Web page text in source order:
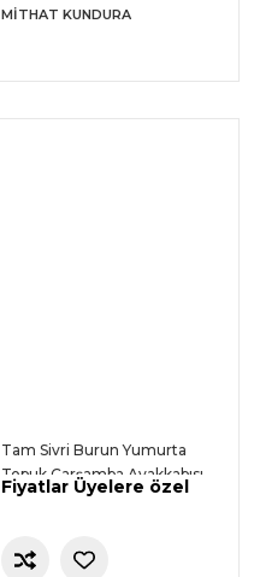
MITHAT KUNDURA
Tam Sivri Burun Yumurta
Topuk Çarşamba Ayakkabısı
Fiyatlar Üyelere özel